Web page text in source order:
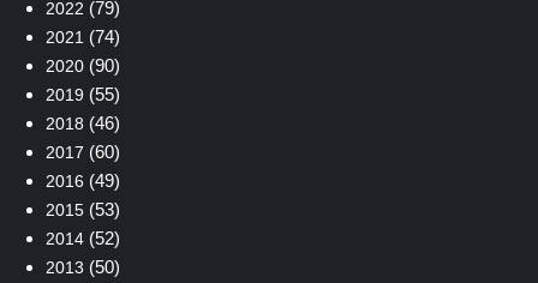
2022 (79)
2021 (74)
2020(90)
2019 (55)
2018 (46)
2017 (60)
2016 (49)
2015(53)
2014(52)
2013 (50)